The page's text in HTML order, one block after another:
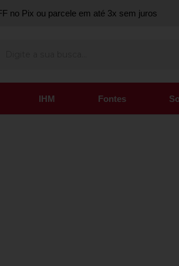
no Pix ou parcele em até 3x sem juros
IHM Fontes